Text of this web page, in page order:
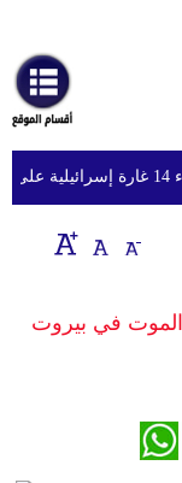
أخبارعاجلة
رياضة
ثقافة
إقتصاد
وموسيقى
في بيروت